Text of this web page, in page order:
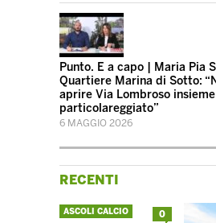
Punto. E a capo | Maria Pia
Quartiere Marina di Sotto:
aprire Via Lombroso
particolareggiato”
6 MAGGIO 2026
RECENTI
ASCOLI CALCIO 0